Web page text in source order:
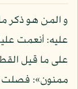
و المن هو ذكر
عليه: أنعمت
على ما قيل